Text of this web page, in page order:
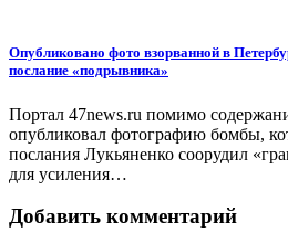
Опубликовано фото взорванной в
послание «подрывника»
Портал 47news.ru помимо
опубликовал фотографию бомбы,
послания Лукьяненко соорудил
для усиления…
Добавить комментарий